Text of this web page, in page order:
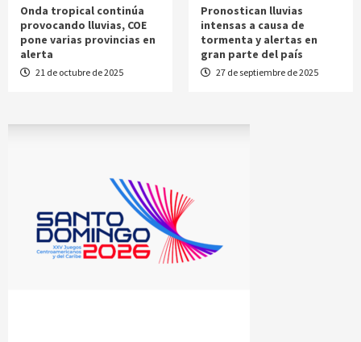
Onda tropical continúa
provocando lluvias, COE
pone varias provincias en
alerta
21 de octubre de 2025
Pronostican lluvias
intensas a causa de
tormenta y alertas en
gran parte del país
27 de septiembre de 2025